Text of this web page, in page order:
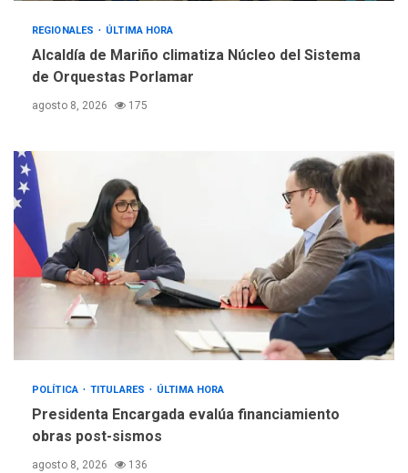
REGIONALES ÚLTIMA HORA
Margarita será sede de
REGIONALES ÚLTIMA HORA
Alcaldía de Mariño climatiza Núcleo del Sistema
de Orquestas Porlamar
agosto 8, 2026 175
POLÍTICA TITULARES ÚLTIMA HORA
Presidenta Encargada evalúa financiamiento
obras post-sismos
agosto 8, 2026 136